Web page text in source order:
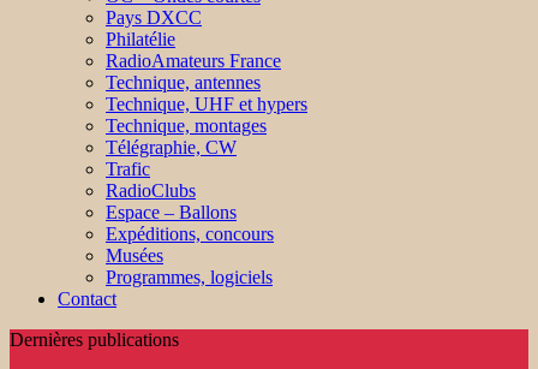
Pays DXCC
Philatélie
RadioAmateurs France
Technique, antennes
Technique, UHF et hypers
Technique, montages
Télégraphie, CW
Trafic
RadioClubs
Espace – Ballons
Expéditions, concours
Musées
Programmes, logiciels
Contact
Dernières publications